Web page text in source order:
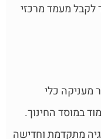
לקבל מעמד מרכזי
מעניקה כלי
במוסד החינוך.
מתקדמת וחדישה